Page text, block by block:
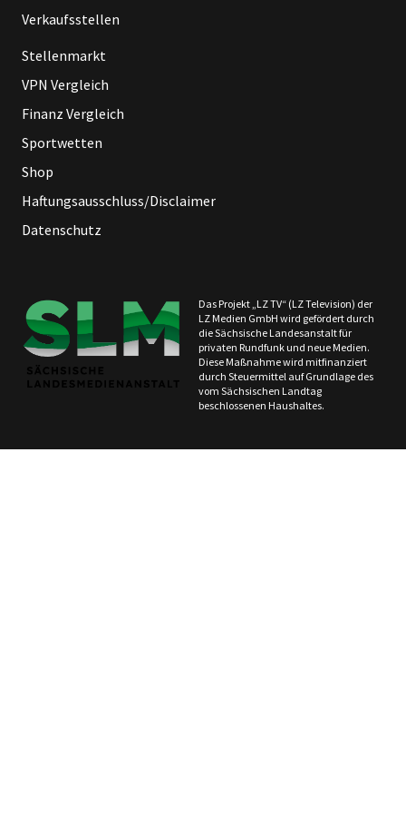
Verkaufsstellen
Stellenmarkt
VPN Vergleich
Finanz Vergleich
Sportwetten
Shop
Haftungsausschluss/Disclaimer
Datenschutz
Das Projekt „LZ TV“ (LZ Television) der
LZ Medien GmbH wird gefördert durch
die Sächsische Landesanstalt für
privaten Rundfunk und neue Medien.
Diese Maßnahme wird mitfinanziert
durch Steuermittel auf Grundlage des
vom Sächsischen Landtag
beschlossenen Haushaltes.